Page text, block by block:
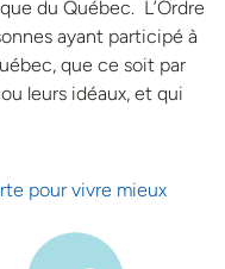
du Québec. L’Ordre
ayant participé à
que ce soit par
leurs idéaux, et qui
pour vivre mieux